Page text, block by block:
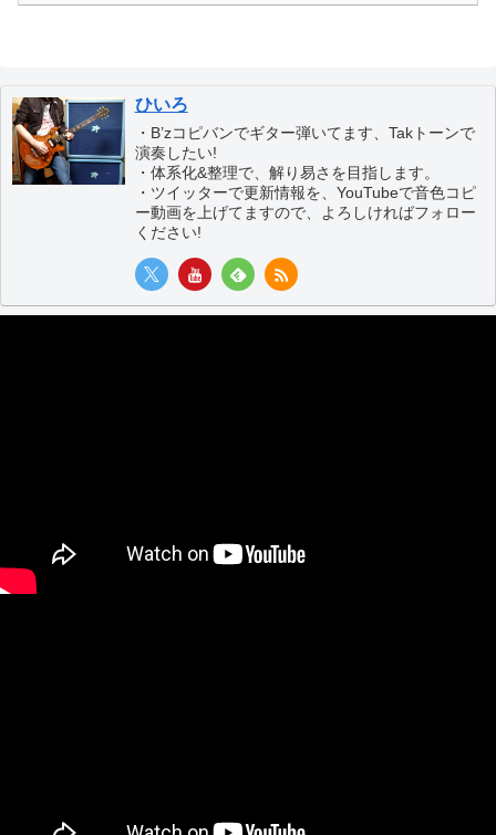
ひいろ
・B’zコピバンでギター弾いてます、Takトーンで
演奏したい!
・体系化&整理で、解り易さを目指します。
・ツイッターで更新情報を、YouTubeで音色コピ
ー動画を上げてますので、よろしければフォロー
ください!